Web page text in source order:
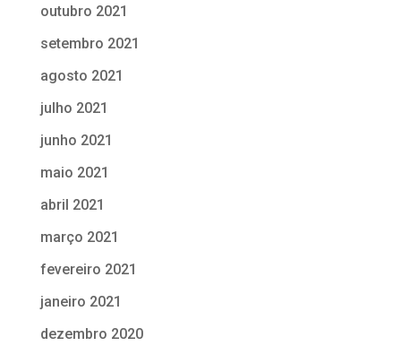
outubro 2021
setembro 2021
agosto 2021
julho 2021
junho 2021
maio 2021
abril 2021
março 2021
fevereiro 2021
janeiro 2021
dezembro 2020